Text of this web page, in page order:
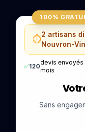
100%
⏱️2 artisans
Nouvron-
✅120
devis envoyés
mois
Sans